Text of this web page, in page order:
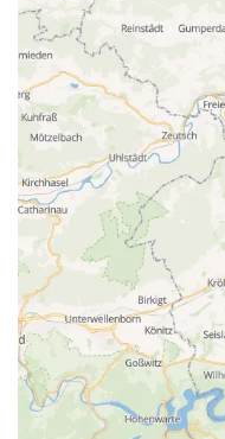
Restaurant im
Restaurant
Warnemünde-
Das Restaurant mit
verwöhnt die Gäste mit
Fischspezialitäten
den Tag an der